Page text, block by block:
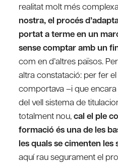
realitat molt més
nostra, el procés
portat a terme en un
sense comptar amb un
com en d’altres països.
altra constatació: per fer
comportava –i que
del vell sistema de
totalment nou,cal el ple
formació és una de les
les quals se cimenten les
aquí rau segurament el